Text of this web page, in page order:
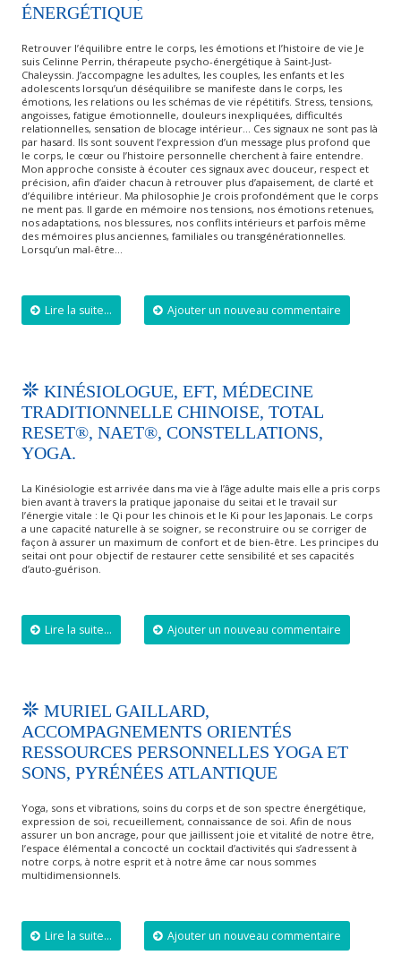
ÉNERGÉTIQUE
Retrouver l’équilibre entre le corps, les émotions et l’histoire de vie Je
suis Celinne Perrin, thérapeute psycho-énergétique à Saint-Just-
Chaleyssin. J’accompagne les adultes, les couples, les enfants et les
adolescents lorsqu’un déséquilibre se manifeste dans le corps, les
émotions, les relations ou les schémas de vie répétitifs. Stress, tensions,
angoisses, fatigue émotionnelle, douleurs inexpliquées, difficultés
relationnelles, sensation de blocage intérieur… Ces signaux ne sont pas là
par hasard. Ils sont souvent l’expression d’un message plus profond que
le corps, le cœur ou l’histoire personnelle cherchent à faire entendre.
Mon approche consiste à écouter ces signaux avec douceur, respect et
précision, afin d’aider chacun à retrouver plus d’apaisement, de clarté et
d’équilibre intérieur. Ma philosophie Je crois profondément que le corps
ne ment pas. Il garde en mémoire nos tensions, nos émotions retenues,
nos adaptations, nos blessures, nos conflits intérieurs et parfois même
des mémoires plus anciennes, familiales ou transgénérationnelles.
Lorsqu’un mal-être…
Lire la suite... Ajouter un nouveau commentaire
KINÉSIOLOGUE, EFT, MÉDECINE
TRADITIONNELLE CHINOISE, TOTAL
RESET®, NAET®, CONSTELLATIONS,
YOGA.
La Kinésiologie est arrivée dans ma vie à l’âge adulte mais elle a pris corps
bien avant à travers la pratique japonaise du seitai et le travail sur
l’énergie vitale : le Qi pour les chinois et le Ki pour les Japonais. Le corps
a une capacité naturelle à se soigner, se reconstruire ou se corriger de
façon à assurer un maximum de confort et de bien-être. Les principes du
seitai ont pour objectif de restaurer cette sensibilité et ses capacités
d’auto-guérison.
Lire la suite... Ajouter un nouveau commentaire
MURIEL GAILLARD,
ACCOMPAGNEMENTS ORIENTÉS
RESSOURCES PERSONNELLES YOGA ET
SONS, PYRÉNÉES ATLANTIQUE
Yoga, sons et vibrations, soins du corps et de son spectre énergétique,
expression de soi, recueillement, connaissance de soi. Afin de nous
assurer un bon ancrage, pour que jaillissent joie et vitalité de notre être,
l’espace élémental a concocté un cocktail d’activités qui s’adressent à
notre corps, à notre esprit et à notre âme car nous sommes
multidimensionnels.
Lire la suite... Ajouter un nouveau commentaire